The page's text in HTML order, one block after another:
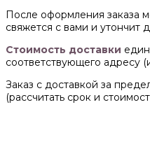
После оформления заказа
свяжется с вами и утончит
Стоимость доставки
соответствующего
Заказ с доставкой за
(рассчитать срок и